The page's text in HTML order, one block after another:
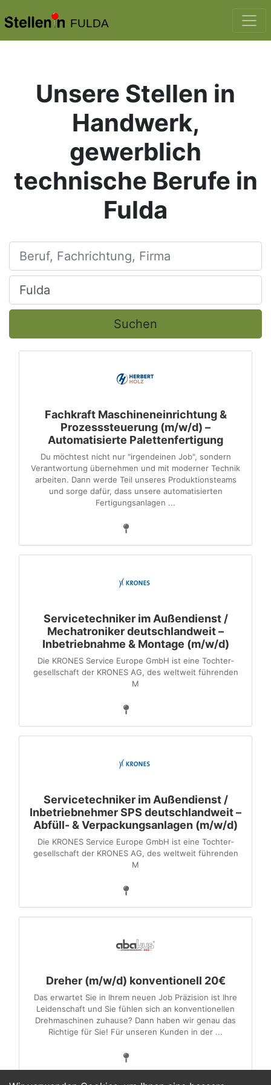
FULDA
Unsere Stellen in
Handwerk,
gewerblich
technische Berufe in
Fulda
Beruf, Fachrichtung, Firma
Ort, Stadt
Suchen
Fachkraft Maschineneinrichtung &
Prozesssteuerung (m/w/d) –
Automatisierte Palettenfertigung
Du möchtest nicht nur "irgendeinen Job", sondern
Verantwortung übernehmen und mit moderner Technik
arbeiten. Dann werde Teil unseres Produktionsteams
und sorge dafür, dass unsere automatisierten
Fertigungsanlagen ...
Servicetechniker im Außendienst /
Mechatroniker deutschlandweit –
Inbetriebnahme & Montage (m/w/d)
Die KRONES Service Europe GmbH ist eine Tochter­
gesellschaft der KRONES AG, des weltweit führenden
M
Servicetechniker im Außendienst /
Inbetriebnehmer SPS deutschlandweit –
Abfüll- & Verpackungsanlagen (m/w/d)
Die KRONES Service Europe GmbH ist eine Tochter­
gesellschaft der KRONES AG, des weltweit führenden
M
Dreher (m/w/d) konventionell 20€
Das erwartet Sie in Ihrem neuen Job Präzision ist Ihre
Leidenschaft und Sie fühlen sich an konventionellen
Drehmaschinen zuhause? Dann haben wir genau das
Richtige für Sie! Für unseren Kunden in der ...